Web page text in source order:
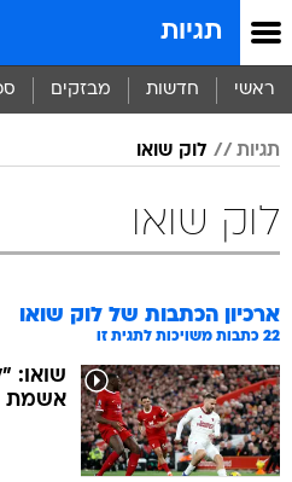
תגיות
ראשי חדשות מבזקים
תגיות לוק שואו
לוק שואו
ארכיון הכתבות של לוק שואו
22 כתבות משויכות לתגית זו
שואו:
אשמת